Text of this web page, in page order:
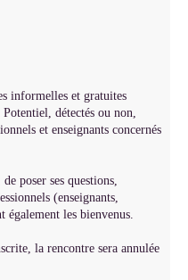
informelles et gratuites
détectés ou non,
et enseignants concernés
poser ses questions,
(enseignants,
également les bienvenus.
la rencontre sera annulée